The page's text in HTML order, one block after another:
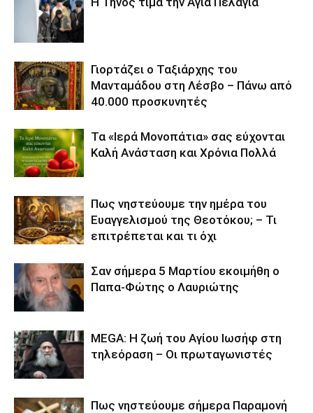
Γιορτάζει ο Ταξιάρχης του
Μανταμάδου στη Λέσβο – Πάνω από
40.000 προσκυνητές
Τα «Ιερά Μονοπάτια» σας εύχονται
Καλή Ανάσταση και Χρόνια Πολλά
Πως νηστεύουμε την ημέρα του
Ευαγγελισμού της Θεοτόκου; – Τι
επιτρέπεται και τι όχι
Σαν σήμερα 5 Μαρτίου εκοιμήθη ο
Παπα-Φώτης ο Λαυριώτης
MEGA: Η ζωή του Αγίου Ιωσήφ στη
τηλεόραση – Οι πρωταγωνιστές
Πως νηστεύουμε σήμερα Παραμονή